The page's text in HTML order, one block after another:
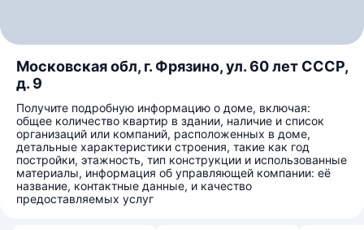
Московская обл, г. Фрязино, ул. 60 лет СССР,
д. 9
Получите подробную информацию о доме, включая:
общее количество квартир в здании, наличие и список
организаций или компаний, расположенных в доме,
детальные характеристики строения, такие как год
постройки, этажность, тип конструкции и использованные
материалы, информация об управляющей компании: её
название, контактные данные, и качество
предоставляемых услуг